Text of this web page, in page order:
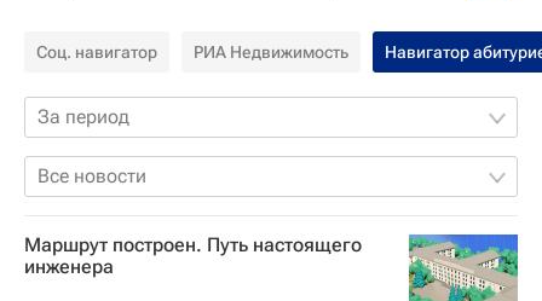
Соц. навигатор РИА Недвижимость Навигатор
За период
Все новости
Маршрут построен. Путь настоящего
инженера